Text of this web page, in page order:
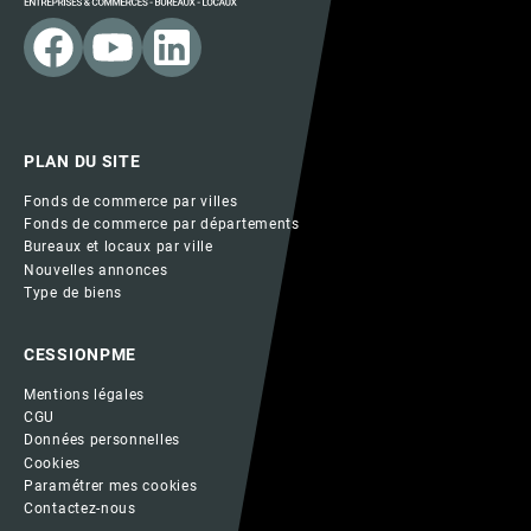
PLAN DU SITE
Fonds de commerce par villes
Fonds de commerce par départements
Bureaux et locaux par ville
Nouvelles annonces
Type de biens
CESSIONPME
Mentions légales
CGU
Données personnelles
Cookies
Paramétrer mes cookies
Contactez-nous